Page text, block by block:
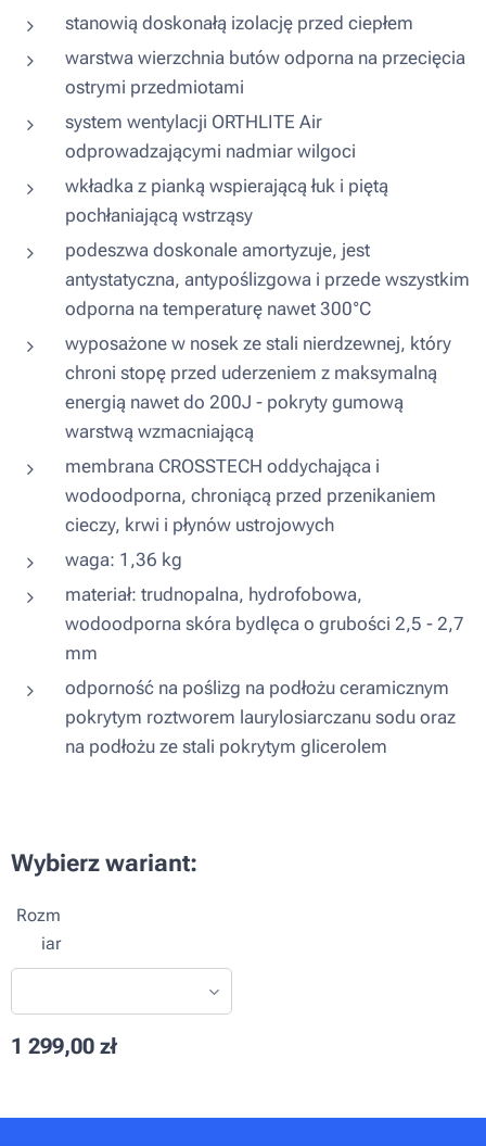
stanowią doskonałą izolację przed ciepłem
warstwa wierzchnia butów odporna na przecięcia
ostrymi przedmiotami
system wentylacji ORTHLITE Air
odprowadzającymi nadmiar wilgoci
wkładka z pianką wspierającą łuk i piętą
pochłaniającą wstrząsy
podeszwa doskonale amortyzuje, jest
antystatyczna, antypoślizgowa i przede wszystkim
odporna na temperaturę nawet 300°C
wyposażone w nosek ze stali nierdzewnej, który
chroni stopę przed uderzeniem z maksymalną
energią nawet do 200J - pokryty gumową
warstwą wzmacniającą
membrana CROSSTECH oddychająca i
wodoodporna, chroniącą przed przenikaniem
cieczy, krwi i płynów ustrojowych
waga: 1,36 kg
materiał: trudnopalna, hydrofobowa,
wodoodporna skóra bydlęca o grubości 2,5 - 2,7
mm
odporność na poślizg na podłożu ceramicznym
pokrytym roztworem laurylosiarczanu sodu oraz
na podłożu ze stali pokrytym glicerolem
Wybierz wariant:
Rozm
iar
1 299,00 zł